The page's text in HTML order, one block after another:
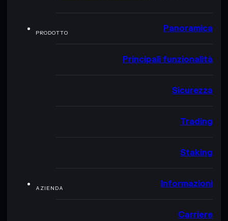
PRODOTTO Panoramica
Principali funzionalità
Sicurezza
Trading
Staking
AZIENDA Informazioni
Carriere